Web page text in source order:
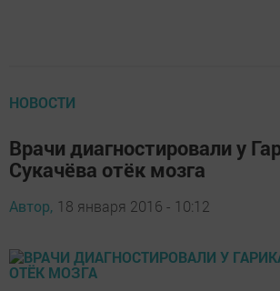
НОВОСТИ
Врачи диагностировали у
Сукачёва отёк мозга
Автор, 18 января 2016 - 10:12